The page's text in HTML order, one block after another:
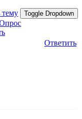
тему Toggle Dropdown
Ответить